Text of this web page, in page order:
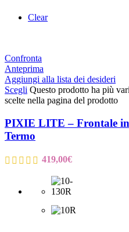
Clear
Confronta
Anteprima
Aggiungi alla lista dei desideri
Scegli Questo prodotto ha più
scelte nella pagina del prodotto
PIXIE LITE – Frontale
Termo
419,00€